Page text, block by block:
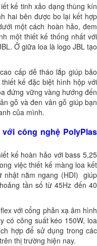
kế tinh xảo dạng thùng kín
hai bên được bo lại kết hợp
một cách hoàn hảo, đem
một thiết kế thống nhất với
Ở giữa loa là logo JBL tạo
cấp dễ tháo lắp giúp bảo
kế đặc biệt hình hộp với
đứng vững vàng hướng đến
gỗ và đen vân gỗ giúp bạn
của mình.
công nghệ PolyPlas
kế hoàn hảo với bass 5,25
việc thiết kế màng loa kết
nhật nằm ngang (HDI) giúp
tần số từ 45Hz đến 40
với cổng phản xạ âm hình
có công suất kéo 150W, loa
hợp để sử dụng trong các
thị trường hiện nay.